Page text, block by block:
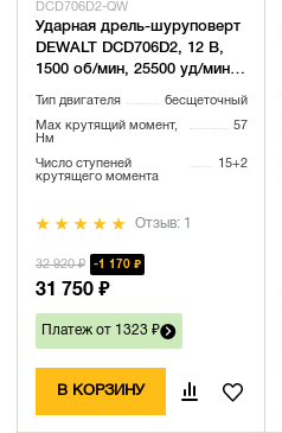
DCD706D2-QW
Ударная дрель-шуруповерт
DEWALT DCD706D2, 12 В,
1500 об/мин, 25500 уд/мин,
Тип двигателя бесщеточный
Max крутящий момент,
Нм
57
Число ступеней
крутящего момента
15+2
Отзыв: 1
32 920 ₽ 1 170 ₽
31 750 ₽
Платеж от 1323 ₽
В КОРЗИНУ